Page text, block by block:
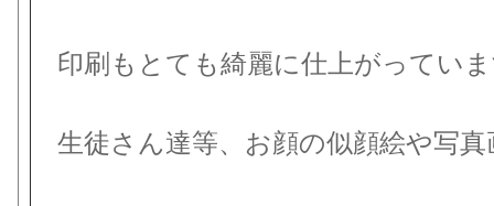
印刷もとても綺麗に仕上がってい
生徒さん達等、お顔の似顔絵や写